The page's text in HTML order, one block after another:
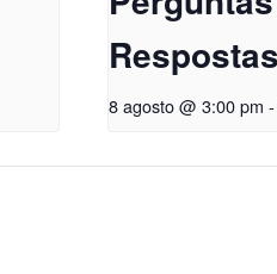
Respostas
8 agosto @ 3:00 pm -